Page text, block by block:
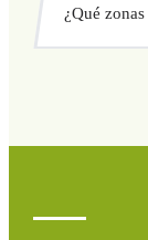
directamente
¿Qué